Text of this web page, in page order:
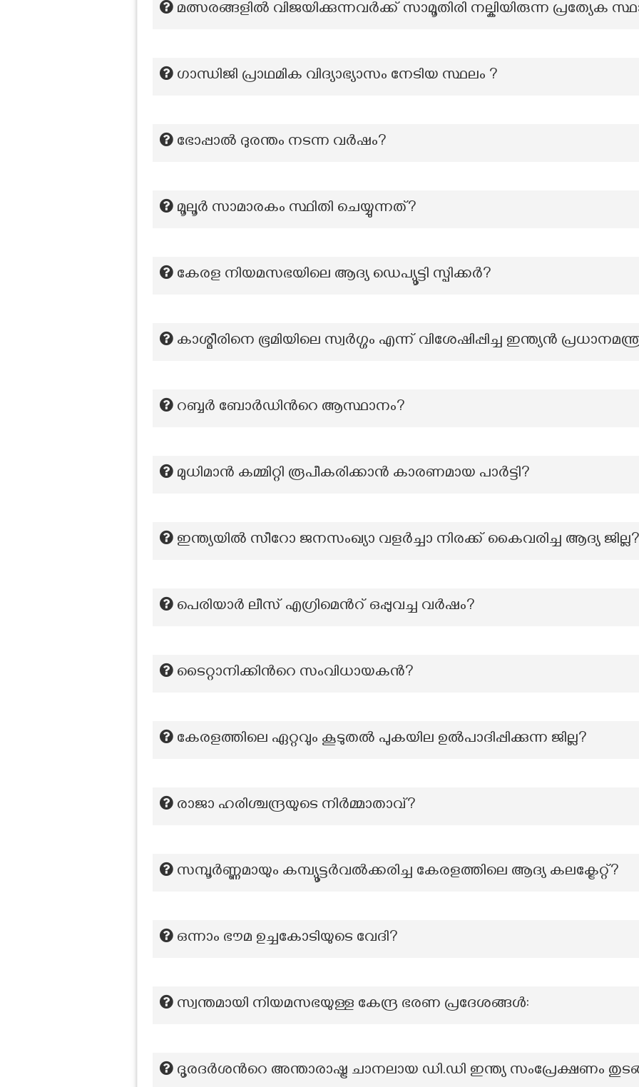
മത്സരങ്ങളിൽ വിജയിക്കുന്നവർക്ക് സാമൂതിരി നല്കിയിരുന്ന പ്രത്യേക
ഗാന്ധിജി പ്രാഥമിക വിദ്യാഭ്യാസം നേടിയ സ്ഥലം ?
ഭോപ്പാൽ ദുരന്തം നടന്ന വർഷം?
മൂലൂര്‍ സാമാരകം സ്ഥിതി ചെയ്യുന്നത്?
കേരള നിയമസഭയിലെ ആദ്യ ഡെപ്യൂട്ടി സ്പിക്കർ?
കാശ്മീരിനെ ഭൂമിയിലെ സ്വർഗ്ഗം എന്ന് വിശേഷിപ്പിച്ച ഇന്ത്യൻ
റബ്ബർ ബോർഡിൻറെ ആസ്ഥാനം?
മുധിമാൻ കമ്മിറ്റി രൂപീകരിക്കാൻ കാരണമായ പാർട്ടി?
ഇന്ത്യയിൽ സീറോ ജനസംഖ്യാ വളർച്ചാ നിരക്ക് കൈവരിച്ച ആദ്യ ജില്ല?
പെരിയാർ ലീസ് എഗ്രിമെന്‍റ് ഒപ്പുവച്ച വർഷം?
ടൈറ്റാനിക്കിന്‍റെ സംവിധായകൻ?
കേരളത്തിലെ ഏറ്റവും കൂടുതല്‍ പുകയില ഉല്‍പാദിപ്പിക്കുന്ന ജില്ല?
രാജാ ഹരിശ്ചന്ദ്രയുടെ നിർമ്മാതാവ്?
സമ്പൂര്‍ണ്ണമായും കമ്പ്യൂട്ടര്‍വല്‍ക്കരിച്ച കേരളത്തിലെ ആദ്യ കലക്ട്രേറ്റ്?
ഒന്നാം ഭൗമ ഉച്ചകോടിയുടെ വേദി?
സ്വന്തമായി നിയമസഭയുള്ള കേന്ദ്ര ഭരണ പ്രദേശങ്ങൾ:
ദൂരദര്‍ശന്‍റെ അന്താരാഷ്ട്ര ചാനലായ ഡി.ഡി ഇന്ത്യ സംപ്രേക്ഷണം